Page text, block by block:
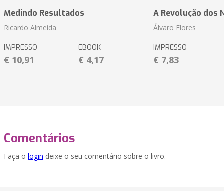
Medindo Resultados
Ricardo Almeida
IMPRESSO
€ 10,91
EBOOK
€ 4,17
A Revolução dos
Álvaro Flores
IMPRESSO
€ 7,83
Comentários
Faça o login deixe o seu comentário sobre o livro.